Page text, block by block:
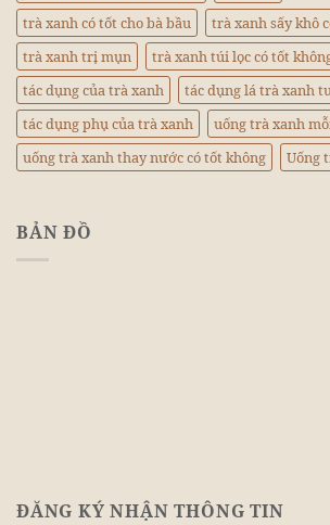
trà xanh có tốt cho bà bầu
trà xanh sấy khô
trà xanh trị mụn
trà xanh túi lọc có tốt
tác dụng của trà xanh
tác dụng lá trà xanh
tác dụng phụ của trà xanh
uống trà xanh
uống trà xanh thay nước có tốt không
Uống
BẢN ĐỒ
ĐĂNG KÝ NHẬN THÔNG TIN